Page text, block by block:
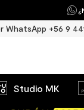
WhatsApp +56 9
Studio MK